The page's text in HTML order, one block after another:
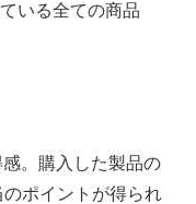
いる全ての商品
。購入した製品の
ポイントが得られ